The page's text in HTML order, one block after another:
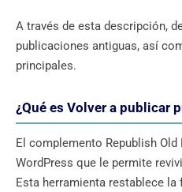
A través de esta descripción,
publicaciones antiguas, así
principales.
¿Qué es Volver a publicar
El complemento Republish
WordPress que le permite
Esta herramienta restablece